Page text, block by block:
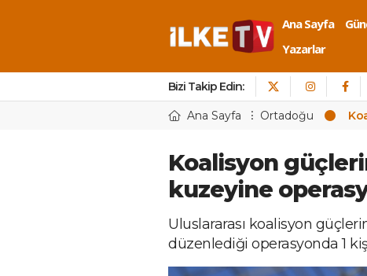
Ana Sayfa
Yazarlar
Bizi Takip Edin:
Ana Sayfa Ortadoğu
Koalisyon
kuzeyine
Uluslararası koalisyon
düzenlediği operasyonda 1